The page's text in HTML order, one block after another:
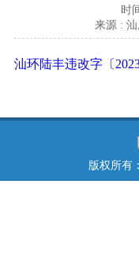
时
来源 :
汕环陆丰违改字〔
版权所有